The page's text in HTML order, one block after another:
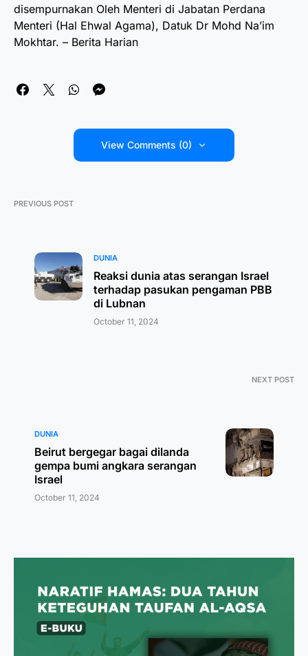
disempurnakan Oleh Menteri di Jabatan Perdana
Menteri (Hal Ehwal Agama), Datuk Dr Mohd Na’im
Mokhtar. – Berita Harian
View Comments (0)
PREVIOUS POST
DUNIA
Reaksi dunia atas serangan Israel
terhadap pasukan pengaman PBB
di Lubnan
October 11, 2024
NEXT POST
DUNIA
Beirut bergegar bagai dilanda
gempa bumi angkara serangan
Israel
October 11, 2024